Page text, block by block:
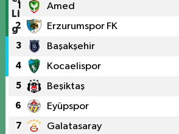
1 Amed
2 Erzurumspor FK
3 Başakşehir
4 Kocaelispor
5 Beşiktaş
6 Eyüpspor
7 Galatasaray